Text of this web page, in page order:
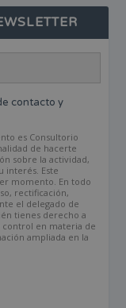
contacto y
es Consultorio
de hacerte
sobre la actividad,
interés. Este
momento. En todo
rectificación,
el delegado de
tienes derecho a
en materia de
ampliada en la